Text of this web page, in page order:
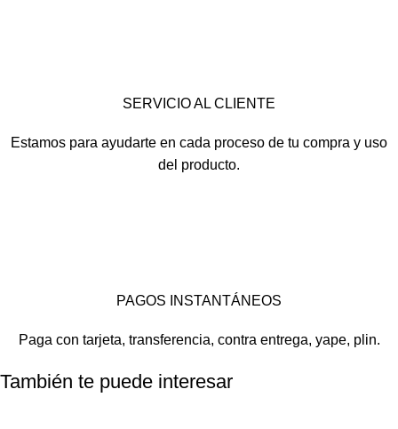
SERVICIO AL CLIENTE
Estamos para ayudarte en cada proceso de tu compra y uso
del producto.
PAGOS INSTANTÁNEOS
Paga con tarjeta, transferencia, contra entrega, yape, plin.
También te puede interesar